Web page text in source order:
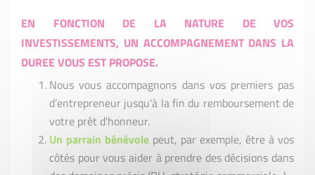
EN FONCTION DE LA NATURE DE VOS
INVESTISSEMENTS, UN ACCOMPAGNEMENT DANS LA
DUREE VOUS EST PROPOSE.
Nous vous accompagnons dans vos premiers pas
d’entrepreneur jusqu'à la fin du remboursement de
votre prêt d'honneur.
Un parrain bénévole peut, par exemple, être à vos
côtés pour vous aider à prendre des décisions dans